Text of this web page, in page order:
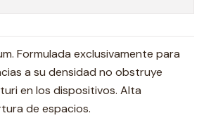
Formulada exclusivamente para
a su densidad no obstruye
en los dispositivos. Alta
de espacios.